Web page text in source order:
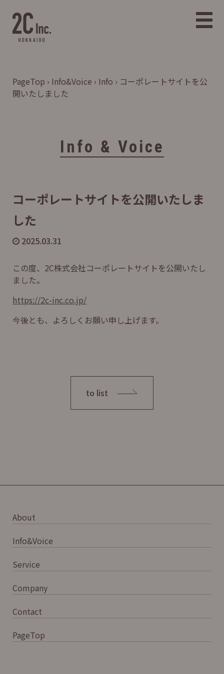
PageTop › Info&Voice › Info › コーポレートサイトを公
開いたしました
Info & Voice
コーポレートサイトを公開いたしま
した
2025.03.31
この度、2C株式会社コーポレートサイトを公開いたし
ました。
https://2c-inc.co.jp/
今後とも、よろしくお願い申し上げます。
to list
About
Info&Voice
Service
Company
Contact
PageTop